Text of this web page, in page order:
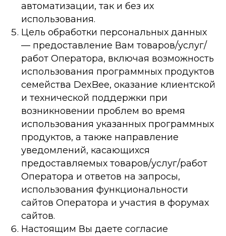
автоматизации, так и без их
использования.
Цель обработки персональных данных
— предоставление Вам товаров/услуг/
работ Оператора, включая возможность
использования программных продуктов
семейства DexBee, оказание клиентской
и технической поддержки при
возникновении проблем во время
использования указанных программных
продуктов, а также направление
уведомлений, касающихся
предоставляемых товаров/услуг/работ
Оператора и ответов на запросы,
использования функциональности
сайтов Оператора и участия в форумах
сайтов.
Настоящим Вы даете согласие